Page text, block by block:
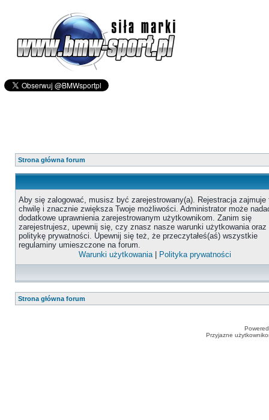
Strona główna forum
Aby się zalogować, musisz być zarejestrowany(a). Rejestracja zajmuje
chwilę i znacznie zwiększa Twoje możliwości. Administrator może
dodatkowe uprawnienia zarejestrowanym użytkownikom. Zanim się
zarejestrujesz, upewnij się, czy znasz nasze warunki użytkowania oraz
politykę prywatności. Upewnij się też, że przeczytałeś(aś) wszystkie
regulaminy umieszczone na forum.
Warunki użytkowania| Polityka prywatności
Strona główna forum
Przyjazne